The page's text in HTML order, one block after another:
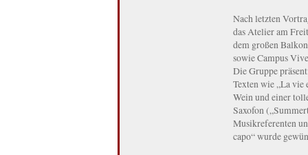
Nach letzten
das Atelier am
dem großen
sowie Campus
Die Gruppe
Texten wie „La vie
Wein und einer
Saxofon
Musikreferenten
capo“ wurde